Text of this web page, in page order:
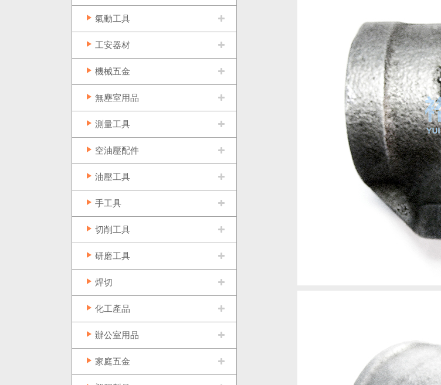
氣動工具
工安器材
機械五金
無塵室用品
測量工具
空油壓配件
油壓工具
手工具
切削工具
研磨工具
焊切
化工產品
辦公室用品
家庭五金